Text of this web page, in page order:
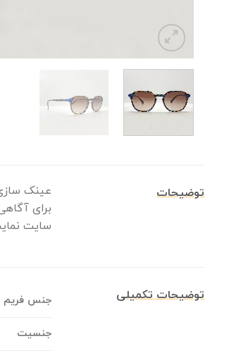
توضیحات
عینک سازی
برای
سایت
توضیحات تکمیلی جنس فریم
جنسیت